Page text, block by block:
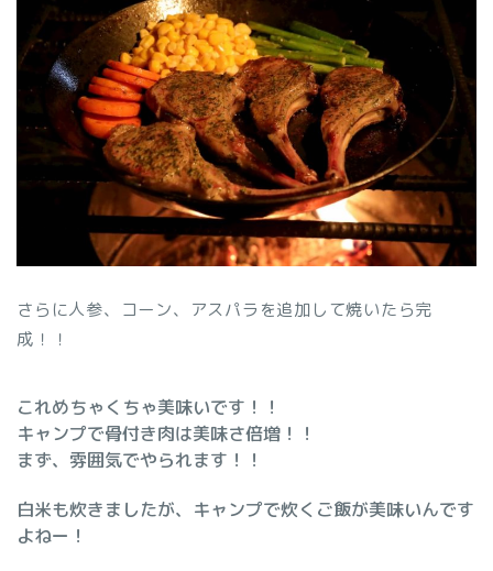
さらに人参、コーン、アスパラを追加して焼いたら完
成！！
これめちゃくちゃ美味いです！！
キャンプで骨付き肉は美味さ倍増！！
まず、雰囲気でやられます！！
白米も炊きましたが、キャンプで炊くご飯が美味いんです
よねー！